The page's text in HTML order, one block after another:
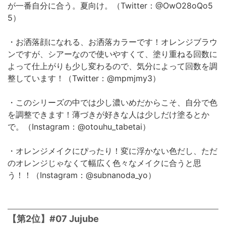
が一番自分に合う。夏向け。（Twitter：@OwO28oQo5
5）
・お洒落顔になれる、お洒落カラーです！オレンジブラウ
ンですが、シアーなので使いやすくて、塗り重ねる回数に
よって仕上がりも少し変わるので、気分によって回数を調
整しています！（Twitter：@mpmjmy3）
・このシリーズの中では少し濃いめだからこそ、自分で色
を調整できます！薄づきが好きな人は少しだけ塗るとか
で。（Instagram：@otouhu_tabetai）
・オレンジメイクにぴったり！変に浮かない色だし、ただ
のオレンジじゃなくて幅広く色々なメイクに合うと思
う！！（Instagram：@subnanoda_yo）
【第2位】#07 Jujube